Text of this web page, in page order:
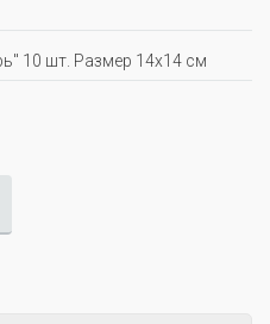
10 шт. Размер 14х14 см